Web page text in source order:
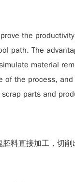
the
path. The
material
of the process,
parts and
料直接加工，切